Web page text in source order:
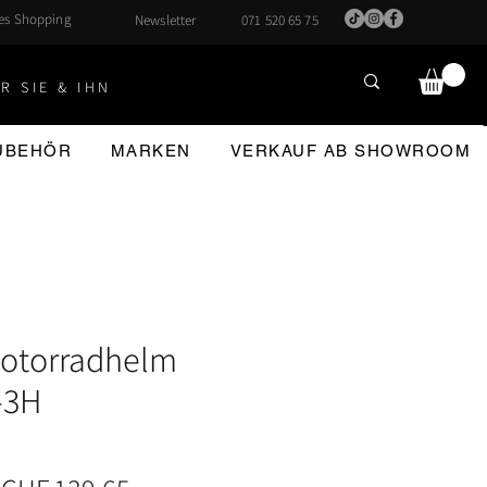
Shopping Newsletter 071 520 65 75
SIE & IHN
MARKEN VERKAUF AB SHOWROOM